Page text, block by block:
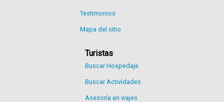
Testimonios
Mapa del sitio
Turistas
Buscar Hospedaje
Buscar Actividades
Asesoría en viajes